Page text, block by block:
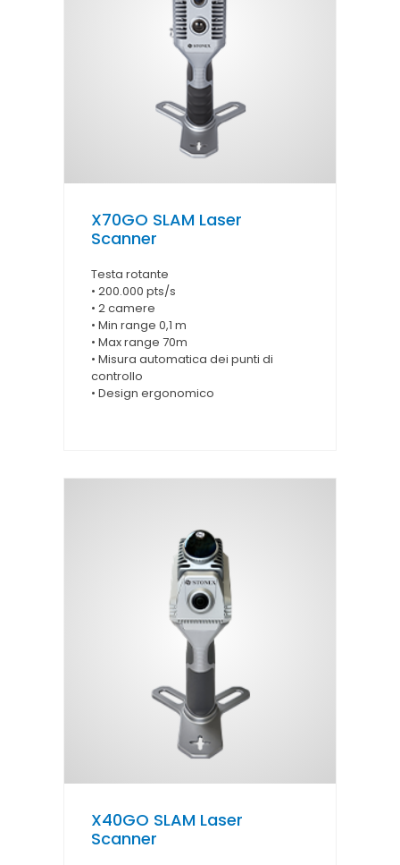
X70GO SLAM Laser
Scanner
Testa rotante
• 200.000 pts/s
• 2 camere
• Min range 0,1 m
• Max range 70m
• Misura automatica dei punti di
controllo
• Design ergonomico
X40GO SLAM Laser
Scanner